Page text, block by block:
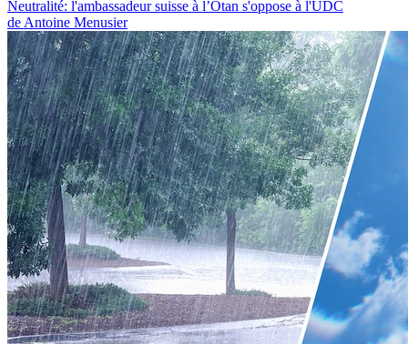
Neutralité: l'ambassadeur suisse à l’Otan s'oppose à l'UDC
de Antoine Menusier